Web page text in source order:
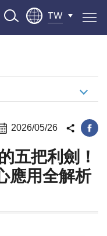
TW
▼
2026/05/26
五把利劍！
應用全解析